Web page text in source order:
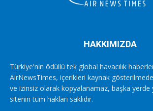
HAKKIMIZDA
Türkiye'nin ödüllü tek global havacılık
AirNewsTimes, içerikleri kaynak
ve izinsiz olarak kopyalanamaz, başka yerde
sitenin tüm hakları saklıdır.